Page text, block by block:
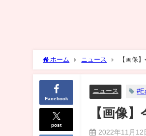
ホーム ニュース 【画像
Facebook
post
ニュース
【画像
2022年11月12